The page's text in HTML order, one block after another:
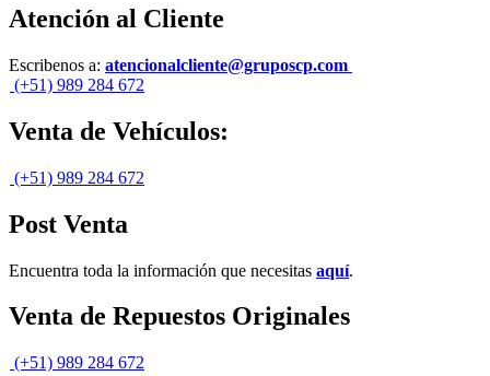
Atención al Cliente
Escribenos a: atencionalcliente@gruposcp.com
(+51) 989 284 672
Venta de Vehículos:
(+51) 989 284 672
Post Venta
Encuentra toda la información que necesitas aquí.
Venta de Repuestos Originales
(+51) 989 284 672